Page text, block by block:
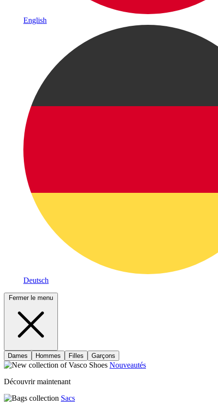
English
Deutsch
Fermer le menu
Dames Hommes Filles Garçons
Nouveautés
Découvrir maintenant
Sacs